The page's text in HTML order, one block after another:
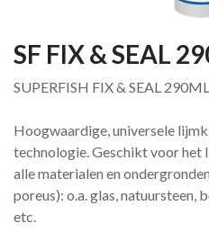
SF FIX & SEAL
SUPERFISH FIX & SEAL
Hoogwaardige, universele
technologie. Geschikt voor het
alle materialen en
poreus): o.a. glas, natuursteen,
etc.